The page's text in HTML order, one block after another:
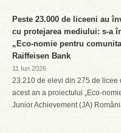
Peste 23.000 de liceeni au
cu protejarea mediului: s-a
„Eco-nomie pentru
Raiffeisen Bank
11 Iun 2026
23.210 de elevi din 275 de licee
acest an a proiectului „Eco-
Junior Achievement (JA)